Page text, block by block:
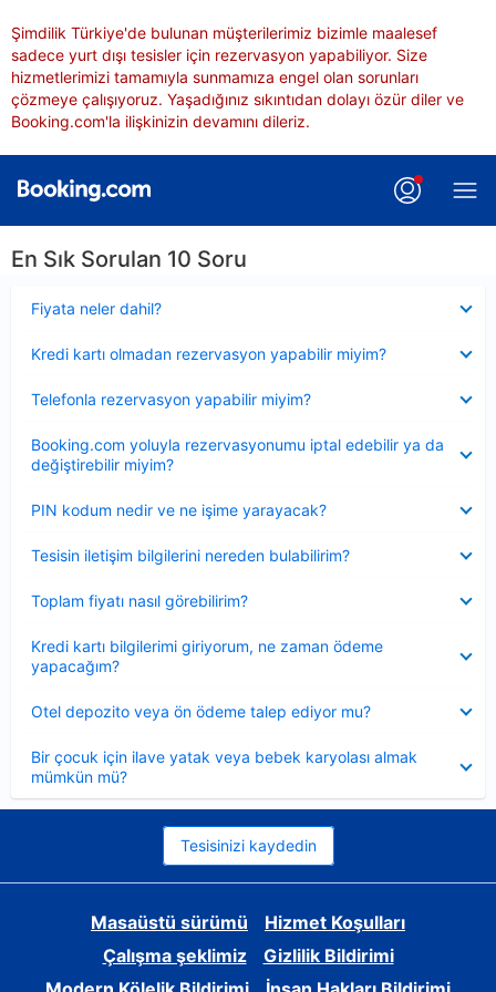
Şimdilik Türkiye'de bulunan müşterilerimiz bizimle maalesef
sadece yurt dışı tesisler için rezervasyon yapabiliyor. Size
hizmetlerimizi tamamıyla sunmamıza engel olan sorunları
çözmeye çalışıyoruz. Yaşadığınız sıkıntıdan dolayı özür diler ve
Booking.com'la ilişkinizin devamını dileriz.
En Sık Sorulan 10 Soru
Fiyata neler dahil?
Kredi kartı olmadan rezervasyon yapabilir miyim?
Telefonla rezervasyon yapabilir miyim?
Booking.com yoluyla rezervasyonumu iptal edebilir ya da
değiştirebilir miyim?
PIN kodum nedir ve ne işime yarayacak?
Tesisin iletişim bilgilerini nereden bulabilirim?
Toplam fiyatı nasıl görebilirim?
Kredi kartı bilgilerimi giriyorum, ne zaman ödeme
yapacağım?
Otel depozito veya ön ödeme talep ediyor mu?
Bir çocuk için ilave yatak veya bebek karyolası almak
mümkün mü?
Tesisinizi kaydedin
Masaüstü sürümü
Hizmet Koşulları
Çalışma şeklimiz
Gizlilik Bildirimi